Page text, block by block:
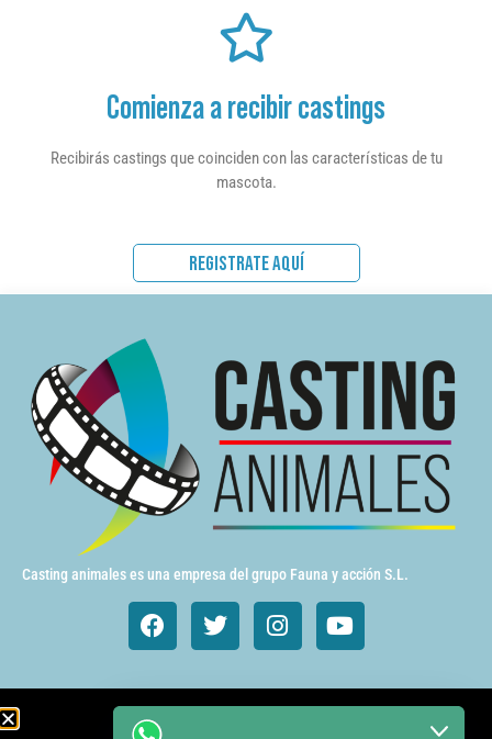
Comienza a recibir castings
Recibirás castings que coinciden con las características de tu
mascota.
REGISTRATE AQUÍ
Casting animales es una empresa del grupo Fauna y acción S.L.
Animales de cine y TV